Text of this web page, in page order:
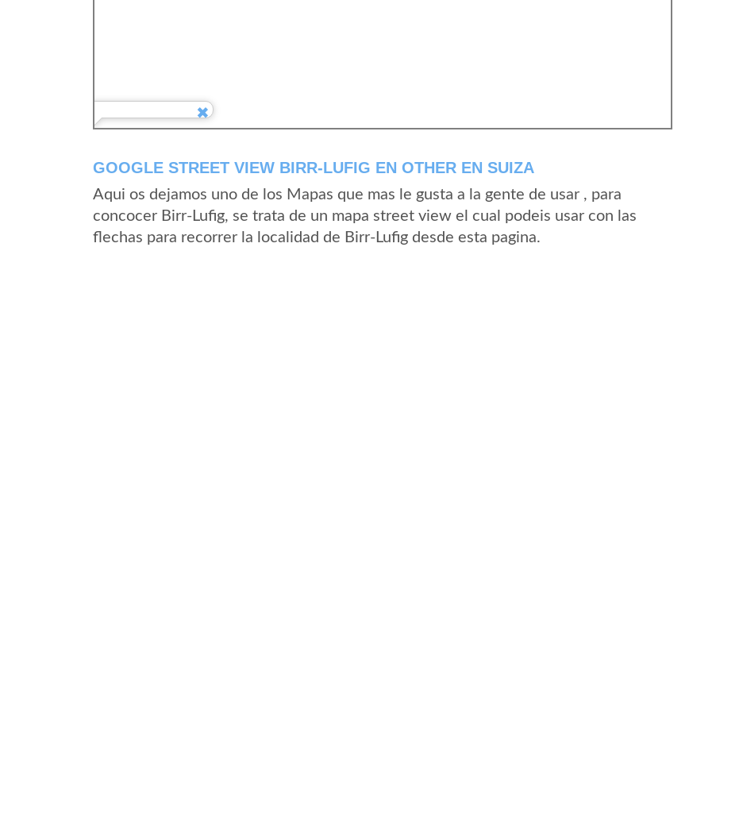
GOOGLE STREET VIEW BIRR-LUFIG EN OTHER EN SUIZA
Aqui os dejamos uno de los Mapas que mas le gusta a la gente de usar , para
concocer Birr-Lufig, se trata de un mapa street view el cual podeis usar con las
flechas para recorrer la localidad de Birr-Lufig desde esta pagina.